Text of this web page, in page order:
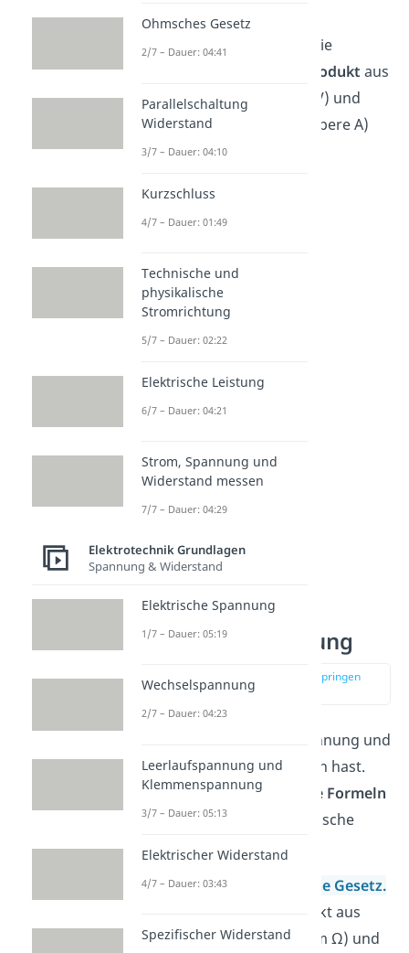
Grundsätzlich kannst du die
Produkt aus
Spannung U(Einheit Volt V) und
Stromstärke I
(Einheit Ampere A)
berechnen:
P=U·I
➡️Beispiel:
Gegeben:
U = 12 V
I = 2 A
P = U · I = 12 V · 2 A = 24 W
Formeln für die
elektrische Leistung
zur Stelle im Video springen
(00:24)
Es kann sein, dass du Spannung und
Stromstärke nicht gegeben hast.
Dann musst du auf
andere Formeln
ausweichen, um die elektrische
Leistung zu berechnen
Dabei hilft dir das
Ohmsche Gesetz.
Laut ihm ergibt das Produkt aus
Widerstand R(Einheit Ohm Ω) und
Ohmsches Gesetz
2/7 – Dauer: 04:41
Parallelschaltung
Widerstand
3/7 – Dauer: 04:10
Kurzschluss
4/7 – Dauer: 01:49
Technische und
physikalische
Stromrichtung
5/7 – Dauer: 02:22
Elektrische Leistung
6/7 – Dauer: 04:21
Strom, Spannung und
Widerstand messen
7/7 – Dauer: 04:29
Elektrotechnik Grundlagen
Spannung & Widerstand
Elektrische Spannung
1/7 – Dauer: 05:19
Wechselspannung
2/7 – Dauer: 04:23
Leerlaufspannung und
Klemmenspannung
3/7 – Dauer: 05:13
Elektrischer Widerstand
4/7 – Dauer: 03:43
Spezifischer Widerstand